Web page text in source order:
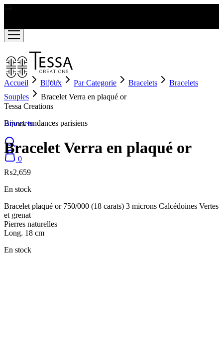
Tessa Creations
Bijoux tendances parisiens
0
Accueil Bijoux Par Categorie Bracelets
Bracelets
Souples
Bracelet Verra en plaqué or
Bracelets
Bracelet Verra en plaqué or
₨2,659
En stock
Bracelet plaqué or 750/000 (18 carats) 3 microns Calcédoines Vertes
et grenat
Pierres naturelles
Long. 18 cm
En stock